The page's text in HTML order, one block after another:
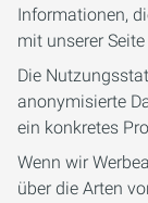
Informationen,
mit unserer
Die
anonymisierte
ein konkretes
Wenn wir
über die Arten